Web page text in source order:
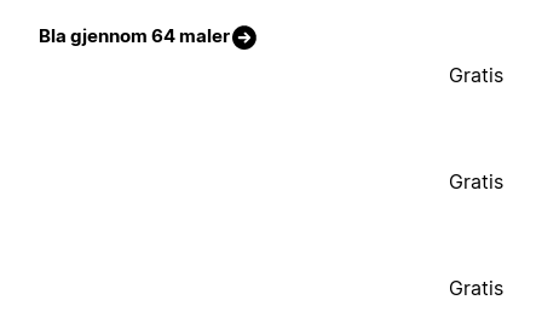
Bla gjennom 64 maler
Gratis
Gratis
Gratis